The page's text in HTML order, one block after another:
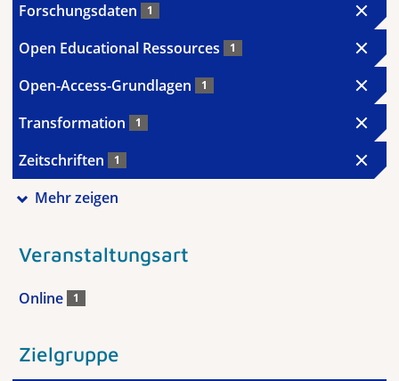
Forschungsdaten 1
Open Educational Ressources 1
Open-Access-Grundlagen 1
Transformation 1
Zeitschriften 1
Mehr zeigen
Veranstaltungsart
Online 1
Zielgruppe